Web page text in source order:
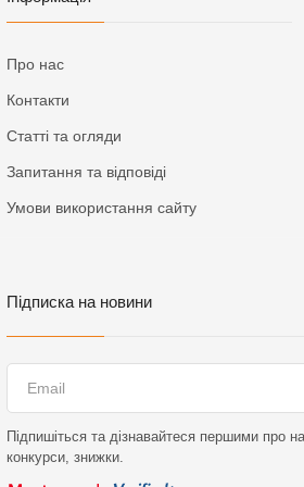
Про нас
Контакти
Статті та огляди
Запитання та відповіді
Умови використання сайту
Підписка на новини
Підпишіться та дізнавайтеся першими про
конкурси, знижки.